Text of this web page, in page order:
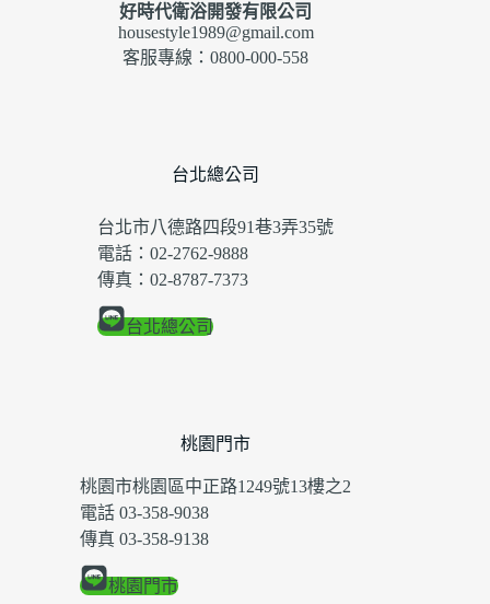
好時代衛浴開發有限公司
housestyle1989@gmail.com
客服專線：0800-000-558
台北總公司
台北市八德路四段91巷3弄35號
電話：02-2762-9888
傳真：02-8787-7373
台北總公司
桃園門市
桃園市桃園區中正路1249號13樓之2
電話 03-358-9038
傳真 03-358-9138
桃園門市